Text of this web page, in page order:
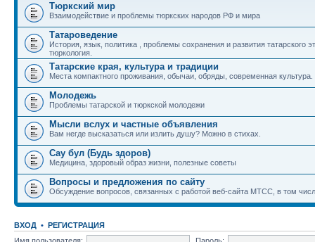
Тюркский мир
Взаимодействие и проблемы тюркских народов РФ и мира
Татароведение
История, язык, политика , проблемы сохранения и развития татарского
тюркология.
Татарские края, культура и традиции
Места компактного проживания, обычаи, обряды, современная культура.
Молодежь
Проблемы татарской и тюркской молодежи
Мысли вслух и частные объявления
Вам негде высказаться или излить душу? Можно в стихах.
Сау бул (Будь здоров)
Медицина, здоровый образ жизни, полезные советы
Вопросы и предложения по сайту
Обсуждение вопросов, связанных с работой веб-сайта МТСС, в том
ВХОД • РЕГИСТРАЦИЯ